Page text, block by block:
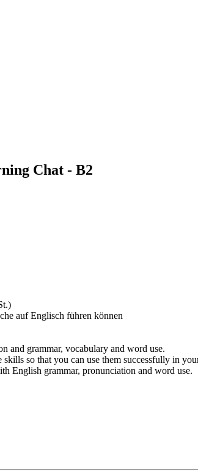
Chat - B2
auf Englisch führen können
and grammar, vocabulary and word use.
so that you can use them successfully in
English grammar, pronunciation and word use.